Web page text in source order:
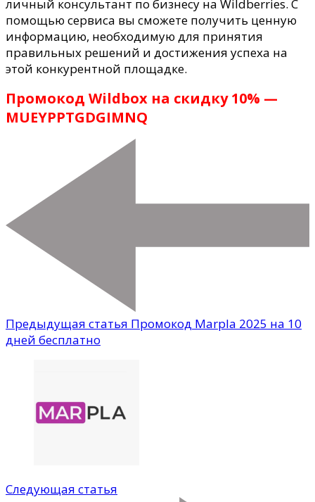
личный консультант по бизнесу на Wildberries. С
помощью сервиса вы сможете получить ценную
информацию, необходимую для принятия
правильных решений и достижения успеха на
этой конкурентной площадке.
Промокод Wildbox на скидку 10% —
MUEYPPTGDGIMNQ
Предыдущая статья Промокод Marpla 2025 на 10
дней бесплатно
Следующая статья